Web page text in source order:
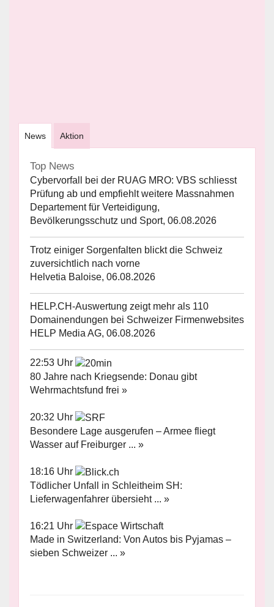
News Aktion
Top News
Cybervorfall bei der RUAG MRO: VBS schliesst
Prüfung ab und empfiehlt weitere Massnahmen
Departement für Verteidigung,
Bevölkerungsschutz und Sport, 06.08.2026
Trotz einiger Sorgenfalten blickt die Schweiz
zuversichtlich nach vorne
Helvetia Baloise, 06.08.2026
HELP.CH-Auswertung zeigt mehr als 110
Domainendungen bei Schweizer Firmenwebsites
HELP Media AG, 06.08.2026
22:53 Uhr
80 Jahre nach Kriegsende: Donau gibt
Wehrmachtsfund frei »
20:32 Uhr
Besondere Lage ausgerufen – Armee fliegt
Wasser auf Freiburger ... »
18:16 Uhr
Tödlicher Unfall in Schleitheim SH:
Lieferwagenfahrer übersieht ... »
16:21 Uhr
Made in Switzerland: Von Autos bis Pyjamas –
sieben Schweizer ... »